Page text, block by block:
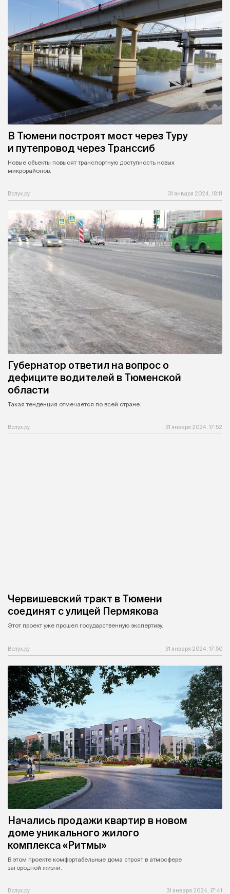
В Тюмени построят мост через Туру
и путепровод через Транссиб
Новые объекты повысят транспортную доступность новых
микрорайонов.
Вслух.ру 31 января 2024, 18:11
Губернатор ответил на вопрос о
дефиците водителей в Тюменской
области
Такая тенденция отмечается по всей стране.
Вслух.ру 31 января 2024, 17:52
Червишевский тракт в Тюмени
соединят с улицей Пермякова
Этот проект уже прошел государственную экспертизу.
Вслух.ру 31 января 2024, 17:50
Начались продажи квартир в новом
доме уникального жилого
комплекса «Ритмы»
В этом проекте комфортабельные дома строят в атмосфере
загородной жизни.
Вслух.ру 31 января 2024, 17:41